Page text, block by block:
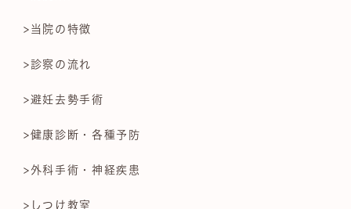
>当院の特徴
>診察の流れ
>避妊去勢手術
>健康診断・各種予防
>外科手術・神経疾患
>しつけ教室